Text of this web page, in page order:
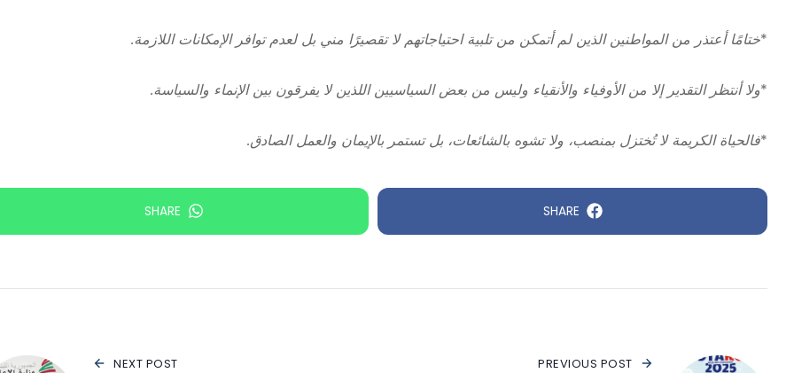
*ختامًا أعتذر من المواطنين الذين لم أتمكن من تلبية احتياجاتهم لا تقصيرًا مني بل لعدم توافر الإمكانات اللازمة.
*ولا أنتظر التقدير إلا من الأوفياء والأنقياء وليس من بعض السياسيين اللذين لا يفرقون بين الإنماء والسياسة.
*فالحياة الكريمة لا تُختزل بمنصب، ولا تشوه بالشائعات، بل تستمر بالإيمان والعمل الصادق.
SHARE
SHARE
PREVIOUS POST
NEXT POST